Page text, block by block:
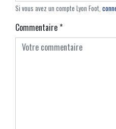
Si vous avez un compte Lyon Foot,
Commentaire*